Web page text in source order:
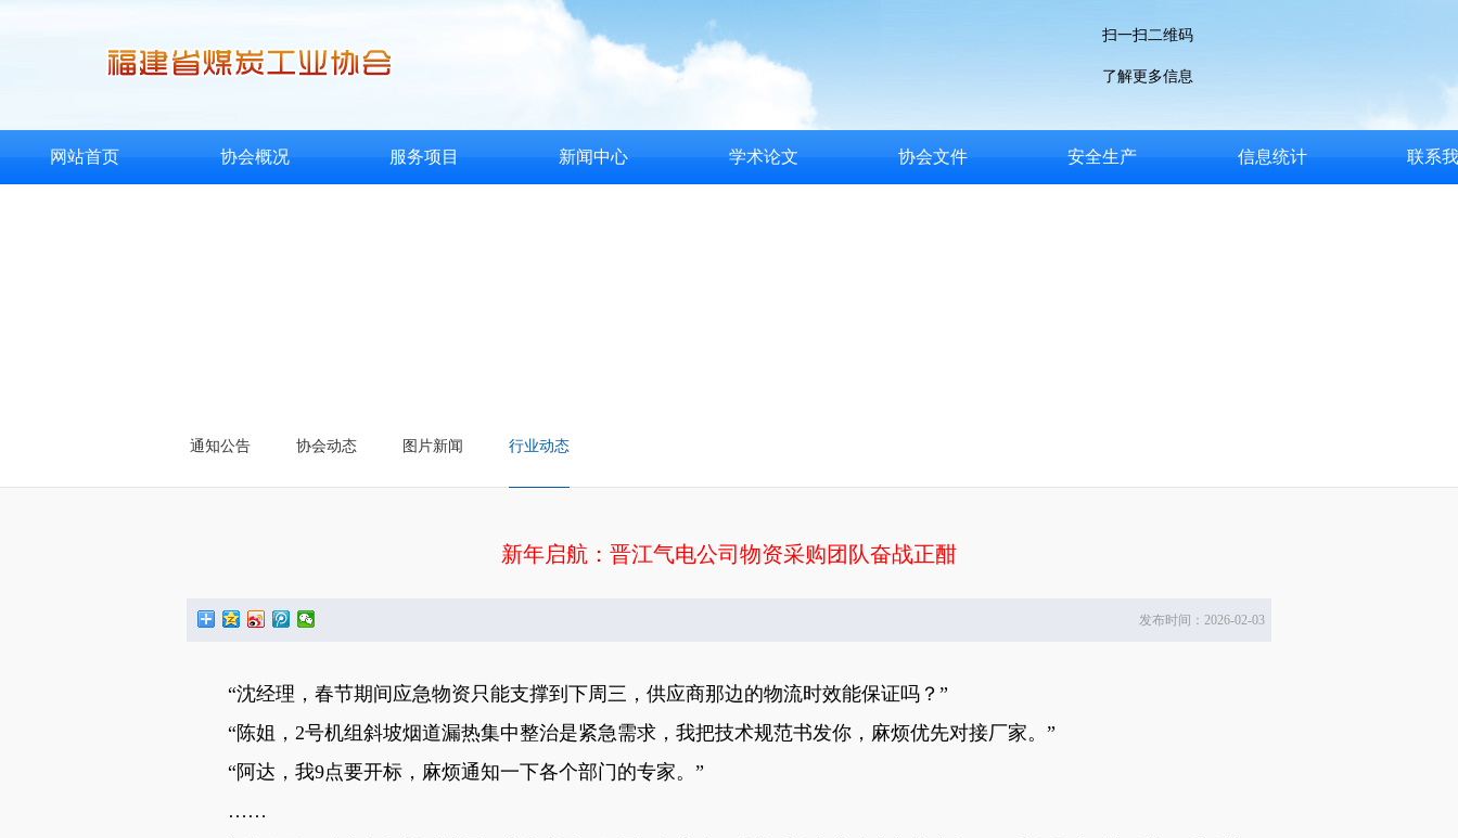
扫一扫二维码
了解更多信息
网站首页 协会概况 服务项目 新闻中心 学术论文 协会文件 安全生产 信息统计 联系
通知公告 协会动态 图片新闻 行业动态
新年启航：晋江气电公司物资采购团队奋战正酣
发布时间：2026-02-03
“沈经理，春节期间应急物资只能支撑到下周三，供应商那边的物流时效能保证吗？”
“陈姐， 2号机组斜坡烟道漏热集中整治是紧急需求，我把技术规范书发你，麻烦优先对接厂家。”
“阿达，我9点要开标，麻烦通知一下各个部门的专家。”
……